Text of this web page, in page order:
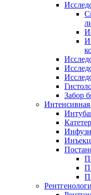
Забор
Интенсивная